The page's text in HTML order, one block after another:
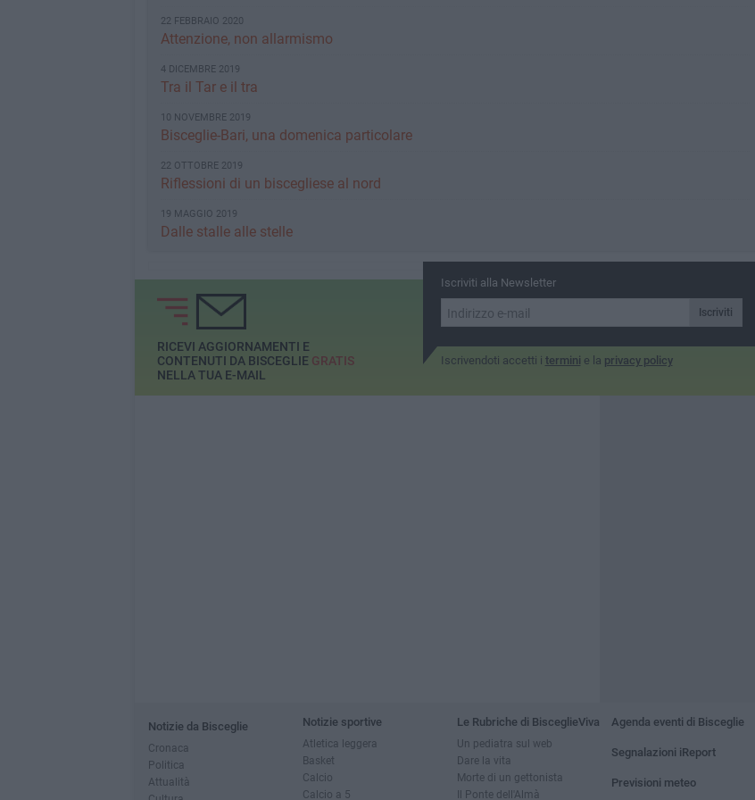
22 FEBBRAIO 2020
Attenzione, non allarmismo
4 DICEMBRE 2019
Tra il Tar e il tra
10 NOVEMBRE 2019
Bisceglie-Bari, una domenica particolare
22 OTTOBRE 2019
Riflessioni di un biscegliese al nord
19 MAGGIO 2019
Dalle stalle alle stelle
Iscriviti alla Newsletter
Iscriviti
Iscrivendoti accetti i termini e la privacy policy
RICEVI AGGIORNAMENTI E
CONTENUTI DA BISCEGLIE GRATIS
NELLA TUA E-MAIL
Notizie da Bisceglie
Cronaca
Politica
Attualità
Notizie sportive
Atletica leggera
Basket
Calcio
Calcio a 5
Le Rubriche di BisceglieViva
Un pediatra sul web
Dare la vita
Morte di un gettonista
Il Ponte dell'Almà
Agenda eventi di Bisceglie
Segnalazioni iReport
Previsioni meteo